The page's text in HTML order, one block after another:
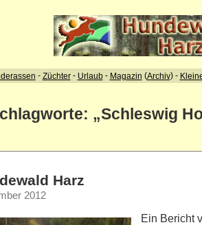
„Schleswig
Harz
2012
Ein Bericht